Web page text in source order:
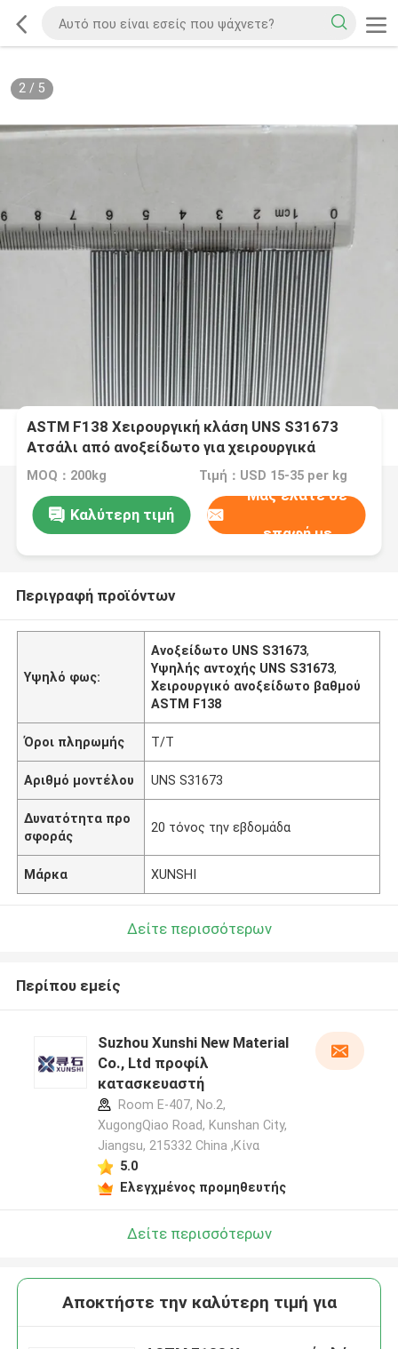
2/ 5
ASTM F138 Χειρουργική κλάση UNS S31673
Ατσάλι από ανοξείδωτο για χειρουργικά
εμφυτεύματα
MOQ：200kg Τιμή：USD 15-35 per kg
Καλύτερη τιμή
Μας ελάτε σε
επαφή με
Περιγραφή προϊόντων
Υψηλό φως:
Ανοξείδωτο UNS S31673,
Υψηλής αντοχής UNS S31673,
Χειρουργικό ανοξείδωτο βαθμού
ASTM F138
Όροι πληρωμής T/T
Αριθμό μοντέλου UNS S31673
Δυνατότητα προ
σφοράς
20 τόνος την εβδομάδα
Μάρκα XUNSHI
Δείτε περισσότερων
Περίπου εμείς
Suzhou Xunshi New Material
Co., Ltd προφίλ
κατασκευαστή
Room E-407, No.2,
XugongQiao Road, Kunshan City,
Jiangsu, 215332 China ,Κίνα
5.0
Ελεγχμένος προμηθευτής
Δείτε περισσότερων
Αποκτήστε την καλύτερη τιμή για